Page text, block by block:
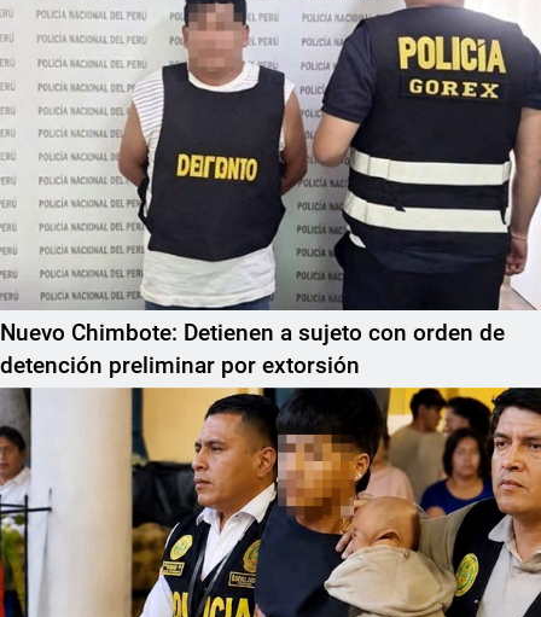
Nuevo Chimbote: Detienen a sujeto con orden de
detención preliminar por extorsión